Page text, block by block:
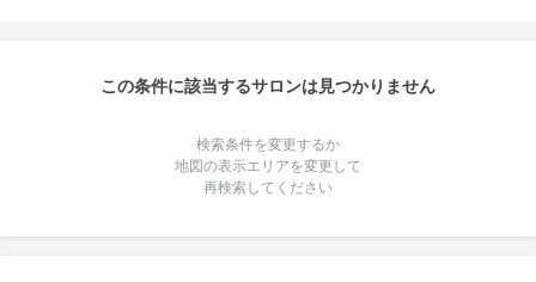
この条件に該当するサロンは見つかりません
検索条件を変更するか
地図の表示エリアを変更して
再検索してください